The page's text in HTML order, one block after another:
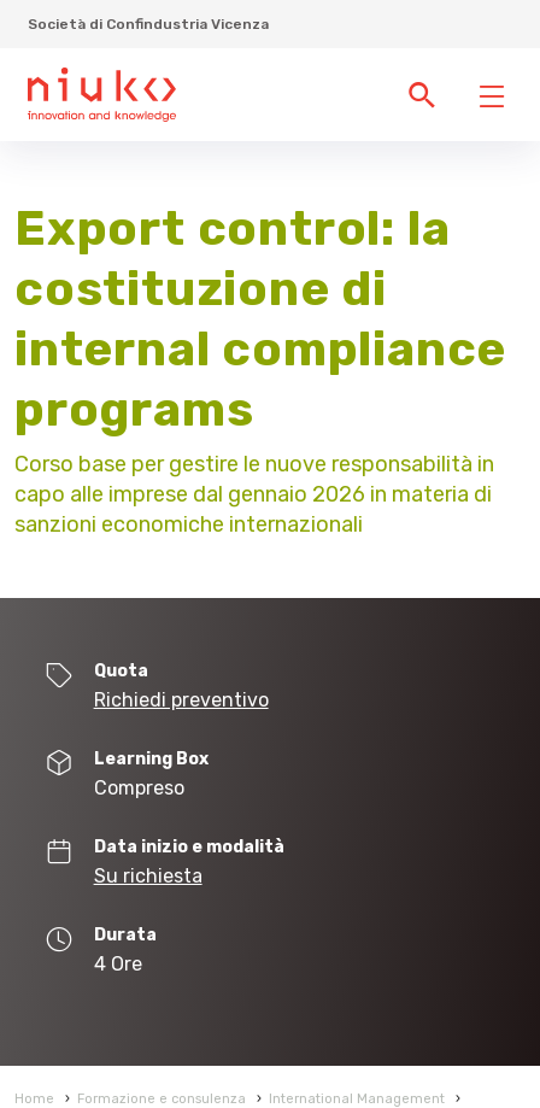
Società di Confindustria Vicenza
Export control: la
costituzione di
internal compliance
programs
Corso base per gestire le nuove responsabilità in
capo alle imprese dal gennaio 2026 in materia di
sanzioni economiche internazionali
Quota
Richiedi preventivo
Learning Box
Compreso
Data inizio e modalità
Su richiesta
Durata
4 Ore
Home › Formazione e consulenza › International Management
›